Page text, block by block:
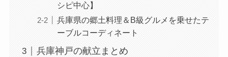
シピ中心】
兵庫県の郷土料理＆B級グルメを乗せたテ
ーブルコーディネート
兵庫神戸の献立まとめ